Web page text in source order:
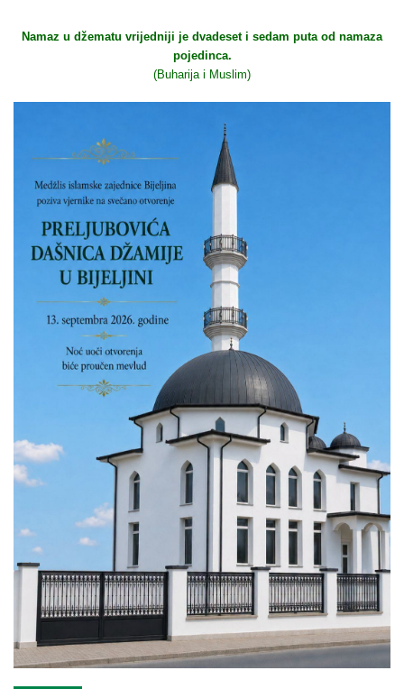
Namaz u džematu vrijedniji je dvadeset i sedam puta od namaza
pojedinca.
(Buharija i Muslim)